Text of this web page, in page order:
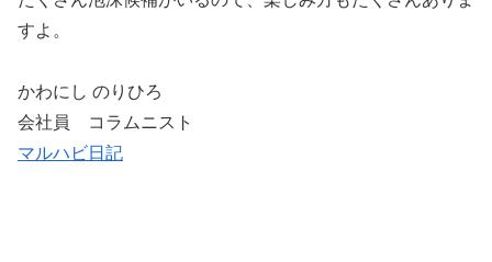
すよ。
かわにし のりひろ
会社員 コラムニスト
マルハビ日記